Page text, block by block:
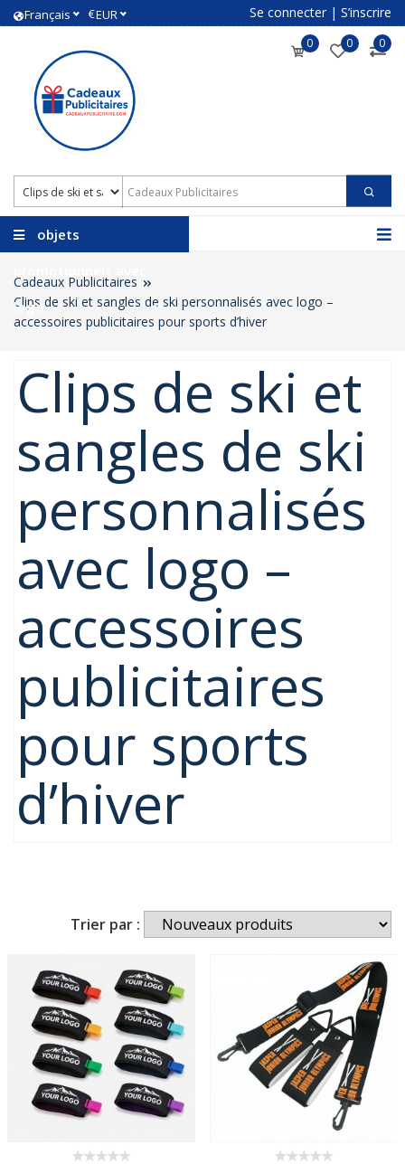
Français €EUR Se connecter | S’inscrire
0 0 0
objets
logo
Cadeaux Publicitaires
Clips de ski et sangles de ski personnalisés avec logo –
accessoires publicitaires pour sports d’hiver
Clips de ski et
sangles de ski
personnalisés
avec logo –
accessoires
publicitaires
pour sports
d’hiver
Trier par :